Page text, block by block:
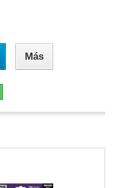
Más